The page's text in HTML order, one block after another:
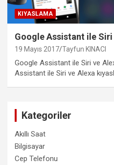
KIYASLAMA
Google Assistant ile Siri
19 Mayıs 2017 Tayfun KINACI
Google Assistant ile Siri ve
Assistant ile Siri ve Alexa
Kategoriler
Akıllı Saat
Bilgisayar
Cep Telefonu